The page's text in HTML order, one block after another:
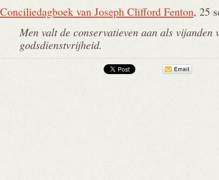
Conciliedagboek van Joseph Clifford Fenton, 25
Men valt de conservatieven aan als vijanden
godsdienstvrijheid.